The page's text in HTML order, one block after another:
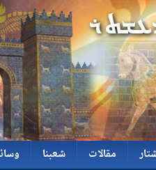
مقالات
شعبنا